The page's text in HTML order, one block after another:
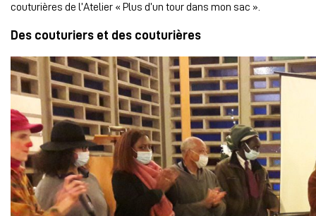
couturières de l’Atelier « Plus d’un tour dans mon sac ».
Des couturiers et des couturières